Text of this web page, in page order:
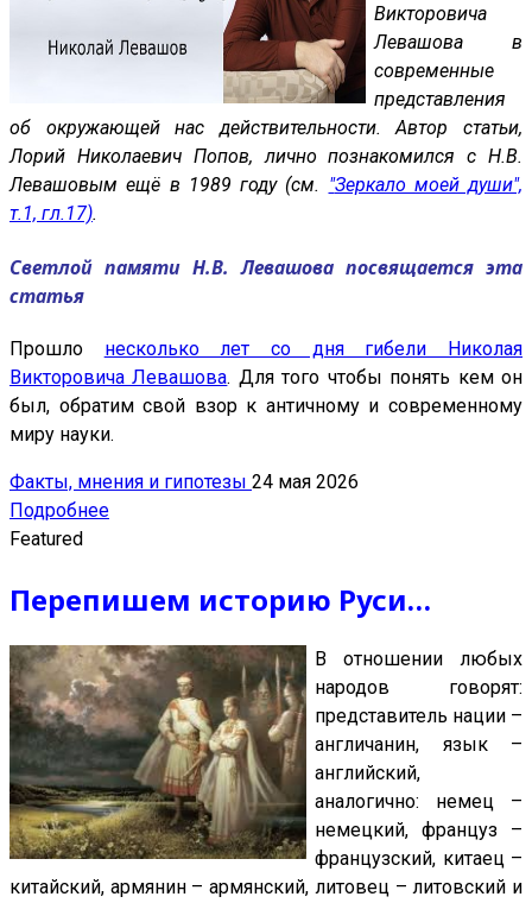
Викторовича
Левашова в
современные
представления
об окружающей нас действительности. Автор статьи,
Лорий Николаевич Попов, лично познакомился с Н.В.
Левашовым ещё в 1989 году (см. "Зеркало моей души",
т.1, гл.17).
Светлой памяти Н.В. Левашова посвящается эта
статья
Прошло несколько лет со дня гибели Николая
Викторовича Левашова. Для того чтобы понять кем он
был, обратим свой взор к античному и современному
миру науки.
Факты, мнения и гипотезы 24 мая 2026
Подробнее
Featured
Перепишем историю Руси…
В отношении любых
народов говорят:
представитель нации –
англичанин, язык –
английский,
аналогично: немец –
немецкий, француз –
французский, китаец –
китайский, армянин – армянский, литовец – литовский и